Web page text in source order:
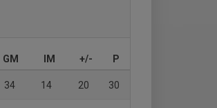
GM IM +/- P
34 14 20 30